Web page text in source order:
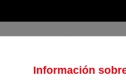
Sábado, 08